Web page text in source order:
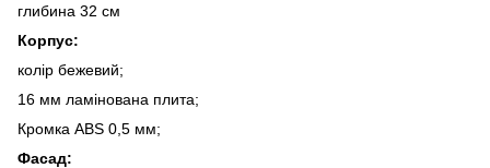
глибина 32 см
Корпус:
колір бежевий;
16 мм ламінована плита;
Кромка ABS 0,5 мм;
Фасад: